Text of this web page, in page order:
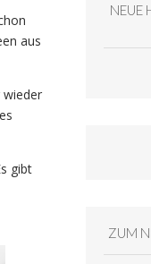
aus
wieder
gibt
NEUE
ZUM